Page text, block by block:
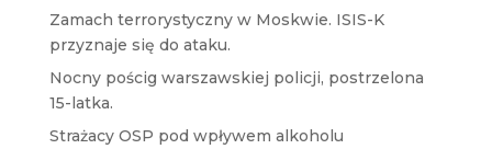
Zamach terrorystyczny w Moskwie. ISIS-K
przyznaje się do ataku.
Nocny pościg warszawskiej policji, postrzelona
15-latka.
Strażacy OSP pod wpływem alkoholu